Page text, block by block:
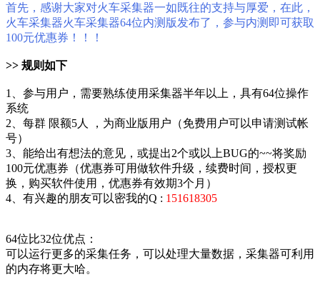
首先，感谢大家对火车采集器一如既往的支持与厚爱，在此，
火车采集器火车采集器64位内测版发布了，参与内测即可获取
100元优惠券！！！
>> 规则如下
1、参与用户，需要熟练使用采集器半年以上，具有64位操作
系统
2、每群 限额5人 ，为商业版用户（免费用户可以申请测试帐
号）
3、能给出有想法的意见，或提出2个或以上BUG的~~将奖励
100元优惠券（优惠券可用做软件升级，续费时间，授权更
换，购买软件使用，优惠券有效期3个月）
4、有兴趣的朋友可以密我的Q : 151618305
64位比32位优点：
可以运行更多的采集任务，可以处理大量数据，采集器可利用
的内存将更大哈。